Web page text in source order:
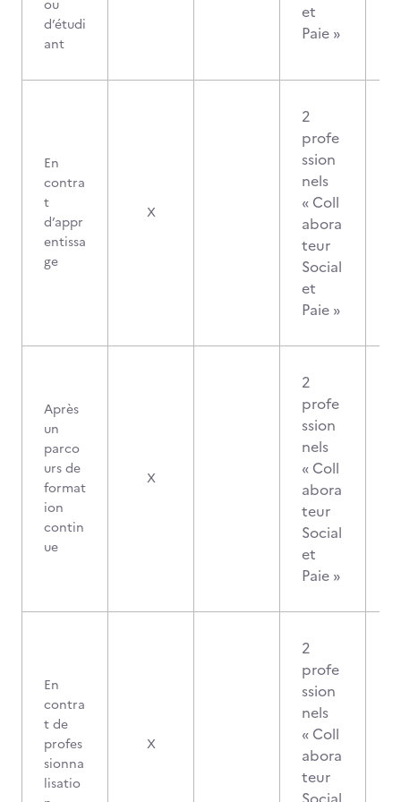
ou
d’étudi
ant
et
Paie »
En
contra
t
d’appr
entissa
ge
X
2
profe
ssion
nels
« Coll
abora
teur
Social
et
Paie »
Après
un
parco
urs de
format
ion
contin
ue
X
2
profe
ssion
nels
« Coll
abora
teur
Social
et
Paie »
En
contra
t de
profes
sionna
lisatio
X
2
profe
ssion
nels
« Coll
abora
teur